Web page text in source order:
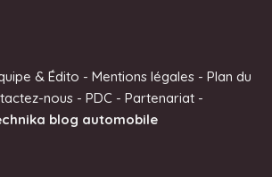
& Édito - Mentions légales - Plan du
nous - PDC - Partenariat -
blog automobile